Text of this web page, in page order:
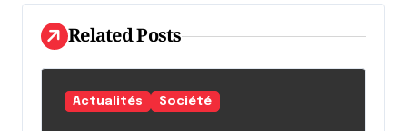
e
l
a
Related Posts
Actualités Société